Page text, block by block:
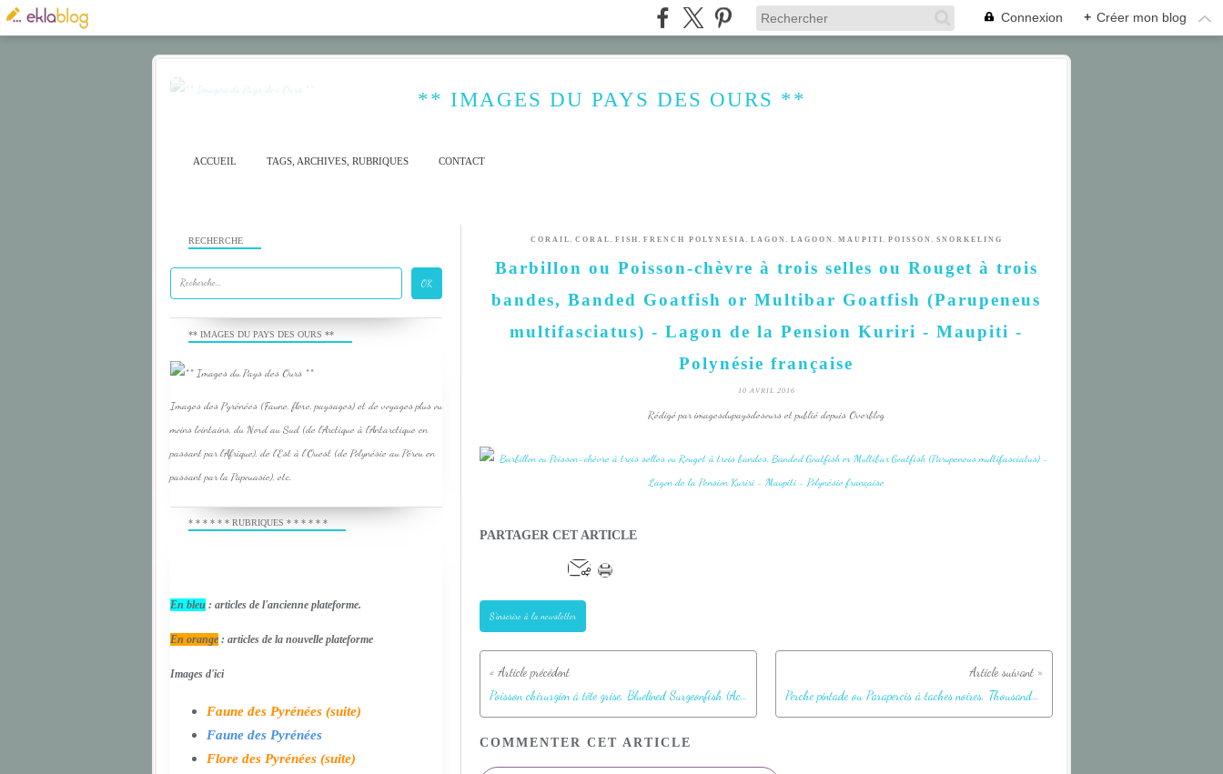
Connexion + Créer mon blog
** IMAGES DU PAYS DES OURS **
ACCUEIL TAGS, ARCHIVES, RUBRIQUES CONTACT
CORAIL , CORAL , FISH , FRENCH POLYNESIA , LAGON , LAGOON , MAUPITI , POISSON , SNORKELING
Barbillon ou Poisson-chèvre à trois selles ou Rouget à trois
bandes, Banded Goatfish or Multibar Goatfish (Parupeneus
multifasciatus) - Lagon de la Pension Kuriri - Maupiti -
Polynésie française
10 AVRIL 2016
Rédigé par imagesdupaysdesours et publié depuis Overblog
PARTAGER CET ARTICLE
S'inscrire à la newsletter
Poisson chirurgien à tête grise, Bluelined Surgeonfish (Acanthurus nigroris) - Lagon de la Pension Kuriri - Maupiti - Polynésie française Perche pintade ou Parapercis à taches noires, Thousand-spot grubfish, Black dotted sand perch (Parapercis millepunctata) - Lagon de la Pension Kuriri - Maupiti - Polynésie française
COMMENTER CET ARTICLE
RECHERCHE
** IMAGES DU PAYS DES OURS **
Images des Pyrénées (Faune, flore, paysages) et de voyages plus ou
moins lointains, du Nord au Sud (de l'Arctique à l'Antarctique en
passant par l'Afrique), de l'Est à l'Ouest (de Polynésie au Pérou en
passant par la Papouasie), etc.
* * * * * * RUBRIQUES * * * * * *
En bleu : articles de l'ancienne plateforme.
En orange : articles de la nouvelle plateforme
Images d'ici
Faune des Pyrénées (suite)
Faune des Pyrénées
Flore des Pyrénées (suite)